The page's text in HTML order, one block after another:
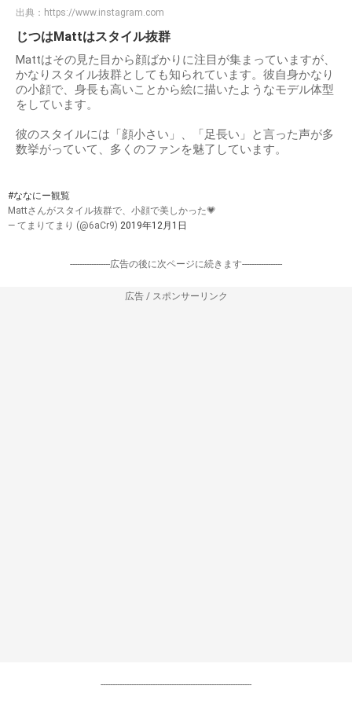
出典： https://www.instagram.com
じつはMattはスタイル抜群
Mattはその見た目から顔ばかりに注目が集まっていますが、
かなりスタイル抜群としても知られています。彼自身かなり
の小顔で、身長も高いことから絵に描いたようなモデル体型
をしています。
彼のスタイルには「顔小さい」、「足長い」と言った声が多
数挙がっていて、多くのファンを魅了しています。
#ななにー観覧
Mattさんがスタイル抜群で、小顔で美しかった💗
— てまりてまり (@6aCr9) 2019年12月1日
-----------------広告の後に次ページに続きます-----------------
広告 / スポンサーリンク
----------------------------------------------------------------